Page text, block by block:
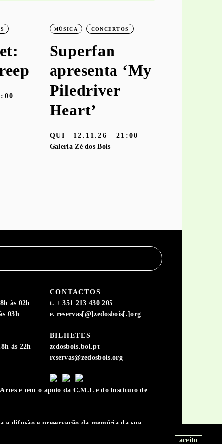
MÚSICA CONCERTOS
Superfan
apresenta ‘My
Piledriver
Heart’
QUI 12.11.26
21:00
Galeria Zé dos Bois
às 02h
03h
às 22h
CONTACTOS
t. + 351 213 430 205
e. reservas[@]zedosbois[.]org
BILHETES
zedosbois.bol.pt
reservas@zedosbois.org
e tem o apoio da C.M.L e do Instituto de
a difusão e preservação da memória da sua
aceito